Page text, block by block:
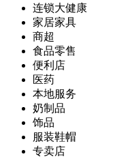
连锁大健康
家居家具
商超
食品零售
便利店
医药
本地服务
奶制品
饰品
服装鞋帽
专卖店